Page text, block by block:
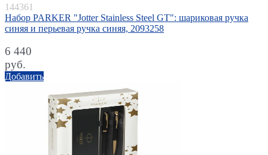
144361
Набор PARKER "Jotter Stainless Steel GT": шариковая ручка
синяя и перьевая ручка синяя, 2093258
6 440
руб.
Добавить